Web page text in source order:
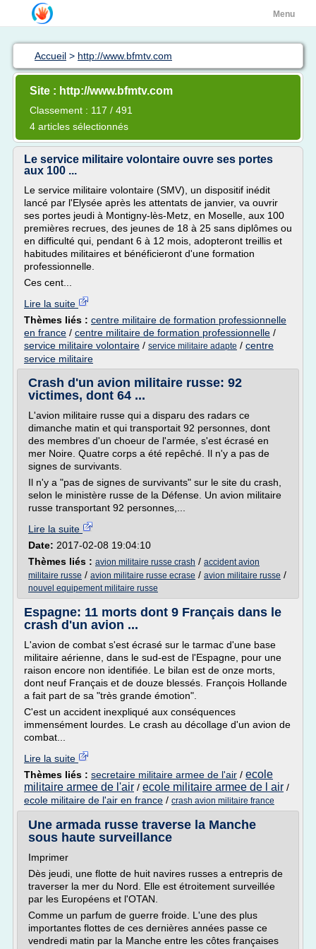
Menu
Accueil > http://www.bfmtv.com
Site : http://www.bfmtv.com
Classement : 117 / 491
4 articles sélectionnés
Le service militaire volontaire ouvre ses portes
aux 100 ...
Le service militaire volontaire (SMV), un dispositif inédit
lancé par l'Elysée après les attentats de janvier, va ouvrir
ses portes jeudi à Montigny-lès-Metz, en Moselle, aux 100
premières recrues, des jeunes de 18 à 25 sans diplômes ou
en difficulté qui, pendant 6 à 12 mois, adopteront treillis et
habitudes militaires et bénéficieront d'une formation
professionnelle.
Ces cent...
Lire la suite
Thèmes liés : centre militaire de formation professionnelle
en france / centre militaire de formation professionnelle /
service militaire volontaire / service militaire adapte / centre
service militaire
Crash d'un avion militaire russe: 92
victimes, dont 64 ...
L'avion militaire russe qui a disparu des radars ce
dimanche matin et qui transportait 92 personnes, dont
des membres d'un choeur de l'armée, s'est écrasé en
mer Noire. Quatre corps a été repêché. Il n'y a pas de
signes de survivants.
Il n'y a "pas de signes de survivants" sur le site du crash,
selon le ministère russe de la Défense. Un avion militaire
russe transportant 92 personnes,...
Lire la suite
Date: 2017-02-08 19:04:10
Thèmes liés : avion militaire russe crash / accident avion
militaire russe / avion militaire russe ecrase / avion militaire russe /
nouvel equipement militaire russe
Espagne: 11 morts dont 9 Français dans le
crash d'un avion ...
L'avion de combat s'est écrasé sur le tarmac d'une base
militaire aérienne, dans le sud-est de l'Espagne, pour une
raison encore non identifiée. Le bilan est de onze morts,
dont neuf Français et de douze blessés. François Hollande
a fait part de sa "très grande émotion".
C'est un accident inexpliqué aux conséquences
immensément lourdes. Le crash au décollage d'un avion de
combat...
Lire la suite
Thèmes liés : secretaire militaire armee de l'air / ecole
militaire armee de l'air / ecole militaire armee de l air /
ecole militaire de l'air en france / crash avion militaire france
Une armada russe traverse la Manche
sous haute surveillance
Imprimer
Dès jeudi, une flotte de huit navires russes a entrepris de
traverser la mer du Nord. Elle est étroitement surveillée
par les Européens et l'OTAN.
Comme un parfum de guerre froide. L'une des plus
importantes flottes de ces dernières années passe ce
vendredi matin par la Manche entre les côtes françaises